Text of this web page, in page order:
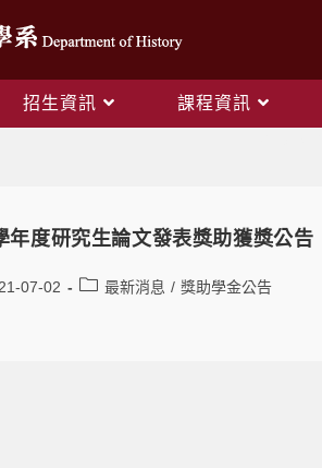
招生資訊 課程資訊
年度研究生論文發表獎助獲獎公告
07-02 最新消息 / 獎助學金公告